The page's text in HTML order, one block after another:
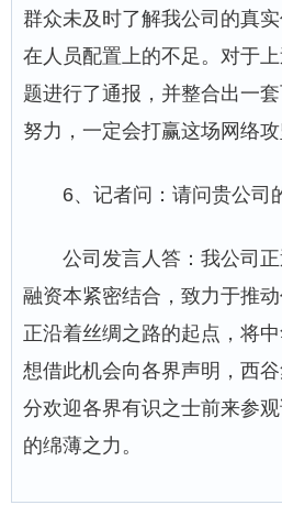
群众未及时了解我公司的真
在人员配置上的不足。对于
题进行了通报，并整合出一
努力，一定会打赢这场网络攻
6、记者问：请问贵公司
公司发言人答：我公司
融资本紧密结合，致力于推
正沿着丝绸之路的起点，将
想借此机会向各界声明，西
分欢迎各界有识之士前来参
的绵薄之力。